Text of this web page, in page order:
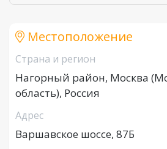
Местоположение
Страна и регион
Нагорный район, Москва
область), Россия
Адрес
Варшавское шоссе, 87Б